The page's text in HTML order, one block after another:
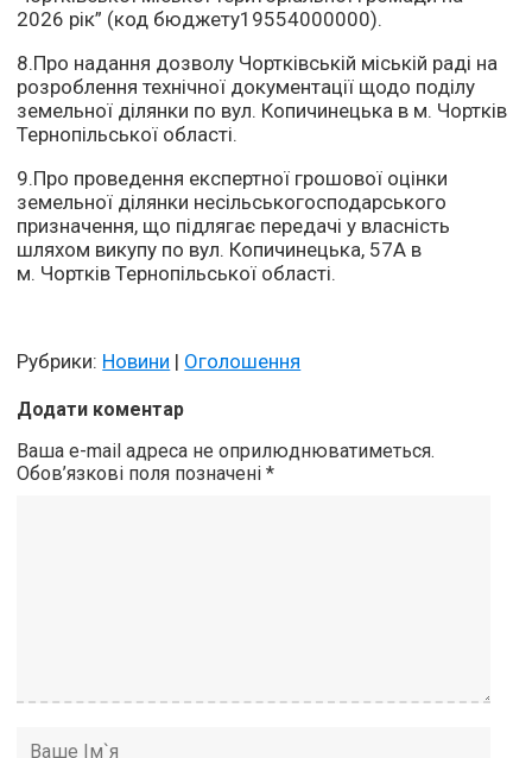
2026 рік” (код бюджету19554000000).
8.Про надання дозволу Чортківській міській раді на
розроблення технічної документації щодо поділу
земельної ділянки по вул. Копичинецька в м. Чортків
Тернопільської області.
9.Про проведення експертної грошової оцінки
земельної ділянки несільськогосподарського
призначення, що підлягає передачі у власність
шляхом викупу по вул. Копичинецька, 57А в
м. Чортків Тернопільської області.
Рубрики: Новини | Оголошення
Додати коментар
Ваша e-mail адреса не оприлюднюватиметься.
Обов’язкові поля позначені*